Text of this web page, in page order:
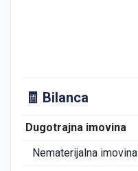
🧾 Bilanca
Dugotrajna imovina
Nematerijalna imovina